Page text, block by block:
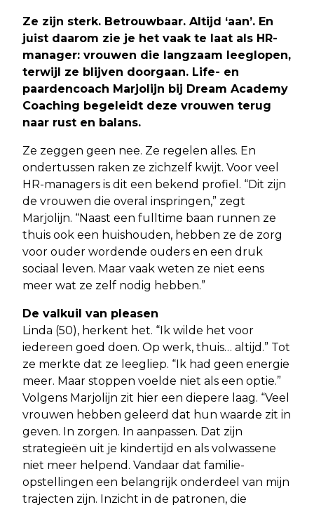
Ze zijn sterk. Betrouwbaar. Altijd ‘aan’. En
juist daarom zie je het vaak te laat als HR-
manager: vrouwen die langzaam leeglopen,
terwijl ze blijven doorgaan. Life- en
paardencoach Marjolijn bij Dream Academy
Coaching begeleidt deze vrouwen terug
naar rust en balans.
Ze zeggen geen nee. Ze regelen alles. En
ondertussen raken ze zichzelf kwijt. Voor veel
HR-managers is dit een bekend profiel. “Dit zijn
de vrouwen die overal inspringen,” zegt
Marjolijn. “Naast een fulltime baan runnen ze
thuis ook een huishouden, hebben ze de zorg
voor ouder wordende ouders en een druk
sociaal leven. Maar vaak weten ze niet eens
meer wat ze zelf nodig hebben.”
De valkuil van pleasen
Linda (50), herkent het. “Ik wilde het voor
iedereen goed doen. Op werk, thuis… altijd.” Tot
ze merkte dat ze leegliep. “Ik had geen energie
meer. Maar stoppen voelde niet als een optie.”
Volgens Marjolijn zit hier een diepere laag. “Veel
vrouwen hebben geleerd dat hun waarde zit in
geven. In zorgen. In aanpassen. Dat zijn
strategieën uit je kindertijd en als volwassene
niet meer helpend. Vandaar dat familie-
opstellingen een belangrijk onderdeel van mijn
trajecten zijn. Inzicht in de patronen, die